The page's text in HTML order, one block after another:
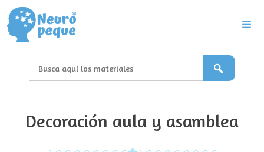
Saltar
al
contenido
Decoración aula y asamblea